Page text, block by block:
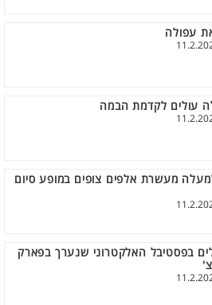
עפולה
עולים לקדמת הבמה
מעשרת אלפים צופים במופע סיום
בפסטיבל האלקטרוני שנערך בפארק